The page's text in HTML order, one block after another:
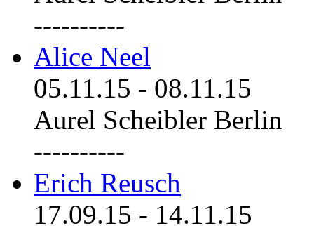
----------
Alice Neel
05.11.15 - 08.11.15
Aurel Scheibler Berlin
----------
Erich Reusch
17.09.15 - 14.11.15